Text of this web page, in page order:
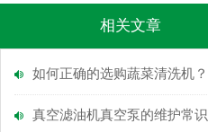
相关文章
如何正确的选购蔬菜清洗机？
真空滤油机真空泵的维护常识